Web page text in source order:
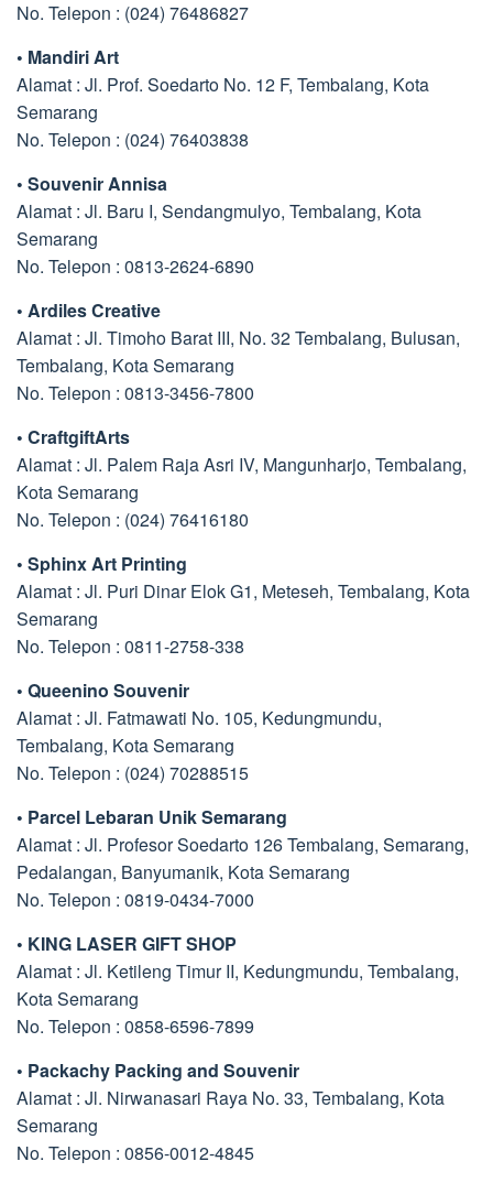
No. Telepon : (024) 76486827
• Mandiri Art
Alamat : Jl. Prof. Soedarto No. 12 F, Tembalang, Kota
Semarang
No. Telepon : (024) 76403838
• Souvenir Annisa
Alamat : Jl. Baru I, Sendangmulyo, Tembalang, Kota
Semarang
No. Telepon : 0813-2624-6890
• Ardiles Creative
Alamat : Jl. Timoho Barat III, No. 32 Tembalang, Bulusan,
Tembalang, Kota Semarang
No. Telepon : 0813-3456-7800
• CraftgiftArts
Alamat : Jl. Palem Raja Asri IV, Mangunharjo, Tembalang,
Kota Semarang
No. Telepon : (024) 76416180
• Sphinx Art Printing
Alamat : Jl. Puri Dinar Elok G1, Meteseh, Tembalang, Kota
Semarang
No. Telepon : 0811-2758-338
• Queenino Souvenir
Alamat : Jl. Fatmawati No. 105, Kedungmundu,
Tembalang, Kota Semarang
No. Telepon : (024) 70288515
• Parcel Lebaran Unik Semarang
Alamat : Jl. Profesor Soedarto 126 Tembalang, Semarang,
Pedalangan, Banyumanik, Kota Semarang
No. Telepon : 0819-0434-7000
• KING LASER GIFT SHOP
Alamat : Jl. Ketileng Timur II, Kedungmundu, Tembalang,
Kota Semarang
No. Telepon : 0858-6596-7899
• Packachy Packing and Souvenir
Alamat : Jl. Nirwanasari Raya No. 33, Tembalang, Kota
Semarang
No. Telepon : 0856-0012-4845